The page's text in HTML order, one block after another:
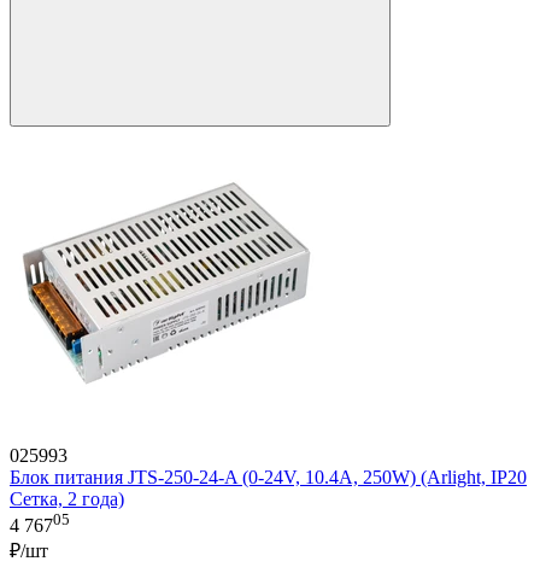
025993
Блок питания JTS-250-24-A (0-24V, 10.4A, 250W) (Arlight, IP20
Сетка, 2 года)
4 76705
₽/шт